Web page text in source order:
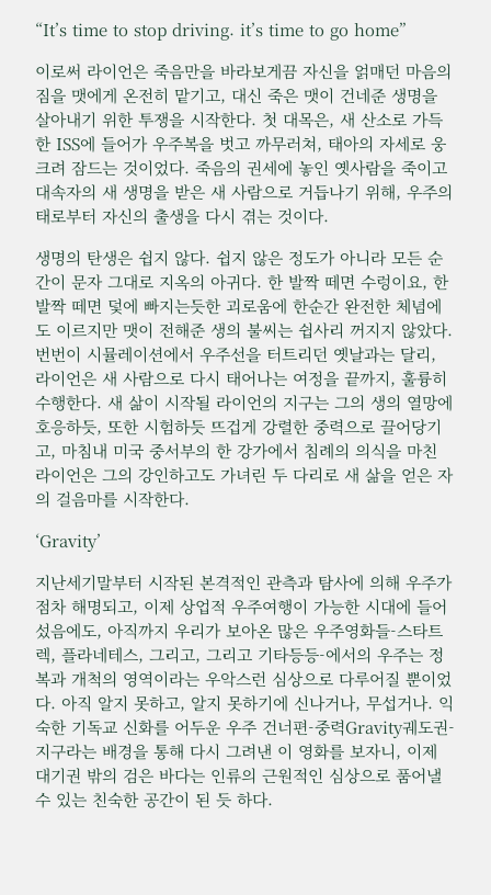
“It’s time to stop driving. it’s time to go home”
이로써 라이언은 죽음만을 바라보게끔 자신을 얽매던 마음의
짐을 맷에게 온전히 맡기고, 대신 죽은 맷이 건네준 생명을
살아내기 위한 투쟁을 시작한다. 첫 대목은, 새 산소로 가득
한 ISS에 들어가 우주복을 벗고 까무러쳐, 태아의 자세로 웅
크려 잠드는 것이었다. 죽음의 권세에 놓인 옛사람을 죽이고
대속자의 새 생명을 받은 새 사람으로 거듭나기 위해, 우주의
태로부터 자신의 출생을 다시 겪는 것이다.
생명의 탄생은 쉽지 않다. 쉽지 않은 정도가 아니라 모든 순
간이 문자 그대로 지옥의 아귀다. 한 발짝 떼면 수렁이요, 한
발짝 떼면 덫에 빠지는듯한 괴로움에 한순간 완전한 체념에
도 이르지만 맷이 전해준 생의 불씨는 쉽사리 꺼지지 않았다.
번번이 시뮬레이션에서 우주선을 터트리던 옛날과는 달리,
라이언은 새 사람으로 다시 태어나는 여정을 끝까지, 훌륭히
수행한다. 새 삶이 시작될 라이언의 지구는 그의 생의 열망에
호응하듯, 또한 시험하듯 뜨겁게 강렬한 중력으로 끌어당기
고, 마침내 미국 중서부의 한 강가에서 침례의 의식을 마친
라이언은 그의 강인하고도 가녀린 두 다리로 새 삶을 얻은 자
의 걸음마를 시작한다.
‘Gravity’
지난세기말부터 시작된 본격적인 관측과 탐사에 의해 우주가
점차 해명되고, 이제 상업적 우주여행이 가능한 시대에 들어
섰음에도, 아직까지 우리가 보아온 많은 우주영화들-스타트
렉, 플라네테스, 그리고, 그리고 기타등등-에서의 우주는 정
복과 개척의 영역이라는 우악스런 심상으로 다루어질 뿐이었
다. 아직 알지 못하고, 알지 못하기에 신나거나, 무섭거나. 익
숙한 기독교 신화를 어두운 우주 건너편-중력Gravity궤도권-
지구라는 배경을 통해 다시 그려낸 이 영화를 보자니, 이제
대기권 밖의 검은 바다는 인류의 근원적인 심상으로 품어낼
수 있는 친숙한 공간이 된 듯 하다.